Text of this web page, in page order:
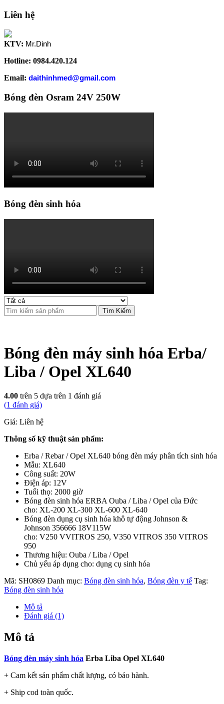
Liên hệ
KTV: Mr.Dinh
Hotline: 0984.420.124
Email: daithinhmed@gmail.com
Bóng đèn Osram 24V 250W
Bóng đèn sinh hóa
Tìm Kiếm
Bóng đèn máy sinh hóa Erba/
Liba / Opel XL640
4.00 trên 5 dựa trên 1 đánh giá
(1 đánh giá)
Giá: Liên hệ
Thông số kỹ thuật sản phẩm:
Erba / Rebar / Opel XL640 bóng đèn máy phân tích sinh hóa
Mẫu: XL640
Công suất: 20W
Điện áp: 12V
Tuổi thọ: 2000 giờ
Bóng đèn sinh hóa ERBA Ouba / Liba / Opel của Đức
cho: XL-200 XL-300 XL-600 XL-640
Bóng đèn dụng cụ sinh hóa khô tự động Johnson &
Johnson 356666 18V115W
cho: V250 VVITROS 250, V350 VITROS 350 VITROS
950
Thương hiệu: Ouba / Liba / Opel
Chủ yếu áp dụng cho: dụng cụ sinh hóa
Mã: SH0869 Danh mục: Bóng đèn sinh hóa, Bóng đèn y tế Tag:
Bóng đèn sinh hóa
Mô tả
Đánh giá (1)
Mô tả
Bóng đèn máy sinh hóa Erba Liba Opel XL640
+ Cam kết sản phẩm chất lượng, có bảo hành.
+ Ship cod toàn quốc.